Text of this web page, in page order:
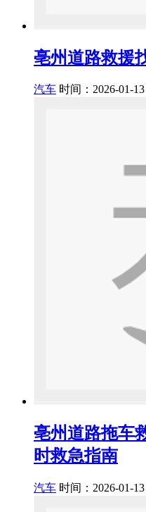
亳州道路救援
汽车 时间：2026-01-
亳州道路拖车
时救急指南
汽车 时间：2026-01-13